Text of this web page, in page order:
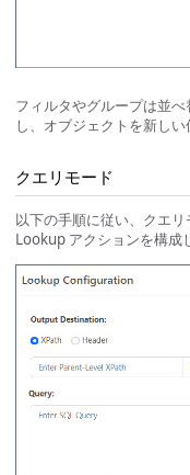
フィルタやグループは並
し、オブジェクトを新しい
クエリモード
以下の手順に従い、クエ
Lookup アクションを構成